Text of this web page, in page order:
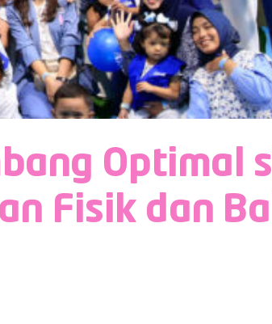
Optimal
Fisik dan